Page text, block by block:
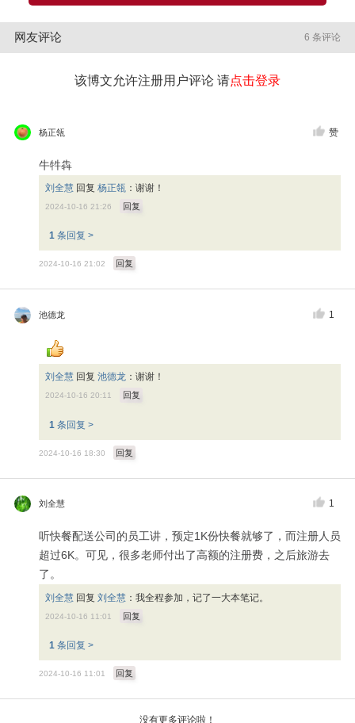
网友评论 6 条评论
该博文允许注册用户评论 请点击登录
杨正瓴 赞
牛牪犇
刘全慧 回复杨正瓴 ：谢谢！
2024-10-16 21:26 回复
1条回复 >
2024-10-16 21:02 回复
池德龙 1
刘全慧 回复池德龙 ：谢谢！
2024-10-16 20:11 回复
1条回复 >
2024-10-16 18:30 回复
刘全慧 1
听快餐配送公司的员工讲，预定1K份快餐就够了，而注册人员
超过6K。可见，很多老师付出了高额的注册费，之后旅游去
了。
刘全慧 回复刘全慧 ：我全程参加，记了一大本笔记。
2024-10-16 11:01 回复
1条回复 >
2024-10-16 11:01 回复
没有更多评论啦！